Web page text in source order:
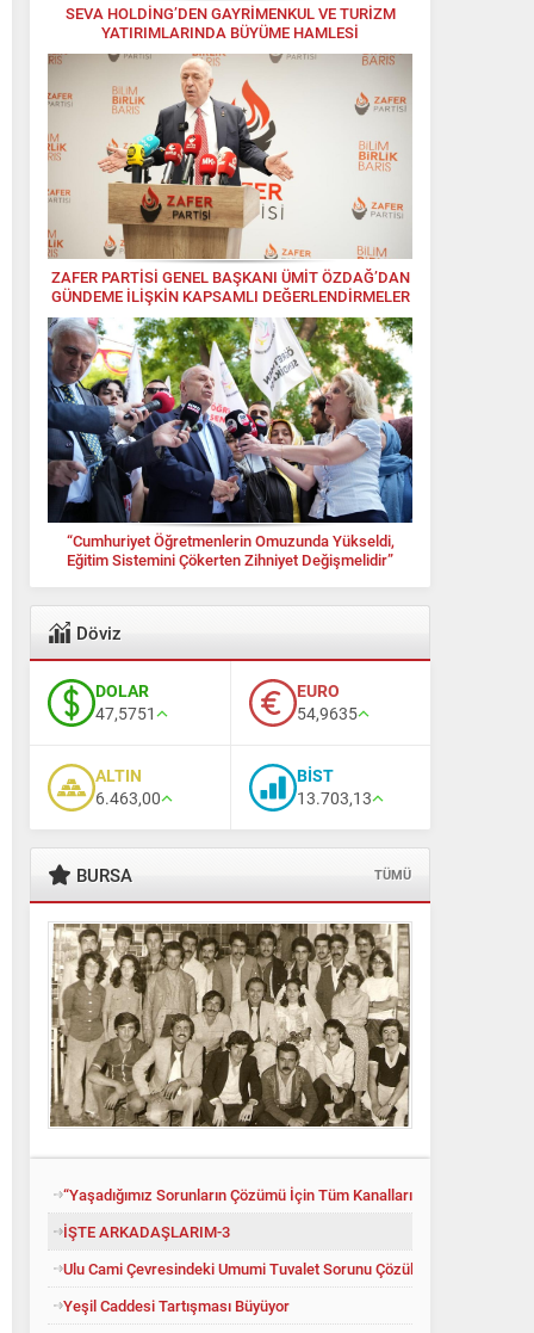
SEVA HOLDİNG’DEN GAYRİMENKUL VE TURİZM
YATIRIMLARINDA BÜYÜME HAMLESİ
ZAFER PARTİSİ GENEL BAŞKANI ÜMİT ÖZDAĞ’DAN
GÜNDEME İLİŞKİN KAPSAMLI DEĞERLENDİRMELER
“Cumhuriyet Öğretmenlerin Omuzunda Yükseldi,
Eğitim Sistemini Çökerten Zihniyet Değişmelidir”
Döviz
DOLAR
47,5751
EURO
54,9635
ALTIN
6.463,00
BİST
13.703,13
BURSA TÜMÜ
“Yaşadığımız Sorunların Çözümü İçin Tüm Kanalları Denedik”
İŞTE ARKADAŞLARIM-3
Ulu Cami Çevresindeki Umumi Tuvalet Sorunu Çözüldü
Yeşil Caddesi Tartışması Büyüyor